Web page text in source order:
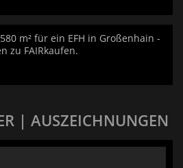
m² für ein EFH in Großenhain -
zu FAIRkaufen.
| AUSZEICHNUNGEN